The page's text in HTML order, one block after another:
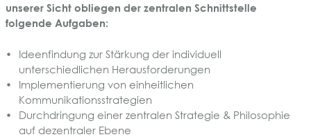
unserer Sicht obliegen der zentralen Schnittstelle
folgende Aufgaben:
Ideenfindung zur Stärkung der individuell
unterschiedlichen Herausforderungen
Implementierung von einheitlichen
Kommunikationsstrategien
Durchdringung einer zentralen Strategie & Philosophie
auf dezentraler Ebene